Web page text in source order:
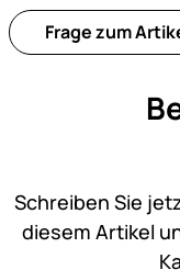
Frage zum
Schreiben Sie
diesem Artikel